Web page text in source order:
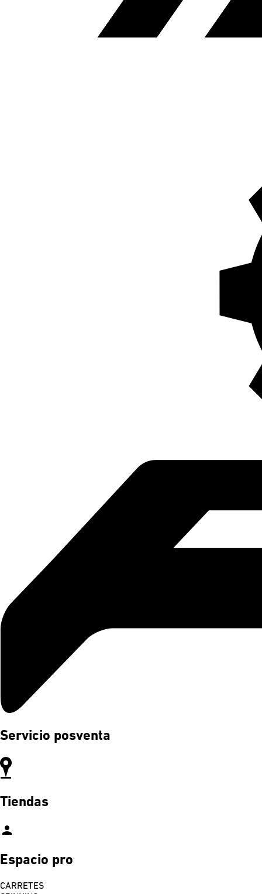
Servicio posventa
Tiendas
person
Espacio pro
CARRETES